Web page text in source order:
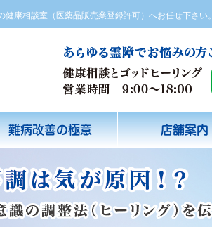
康相談室（医薬品販売業登録許可）へお任せ下さい。
難病改善の極意 店舗案内